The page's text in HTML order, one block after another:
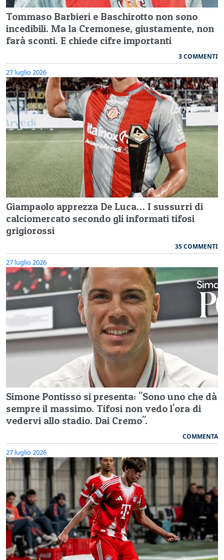
Tommaso Barbieri e Baschirotto non sono
incedibili. Ma la Cremonese, giustamente, non
farà sconti. E chiede cifre importanti
3 COMMENTI
27 luglio 2026
Giampaolo apprezza De Luca… I sussurri di
calciomercato secondo gli informati tifosi
grigiorossi
35 COMMENTI
27 luglio 2026
Simone Pontisso si presenta: "Sono uno che dà
sempre il massimo. Tifosi non vedo l'ora di
vedervi allo stadio. Dai Cremo".
COMMENTA
27 luglio 2026